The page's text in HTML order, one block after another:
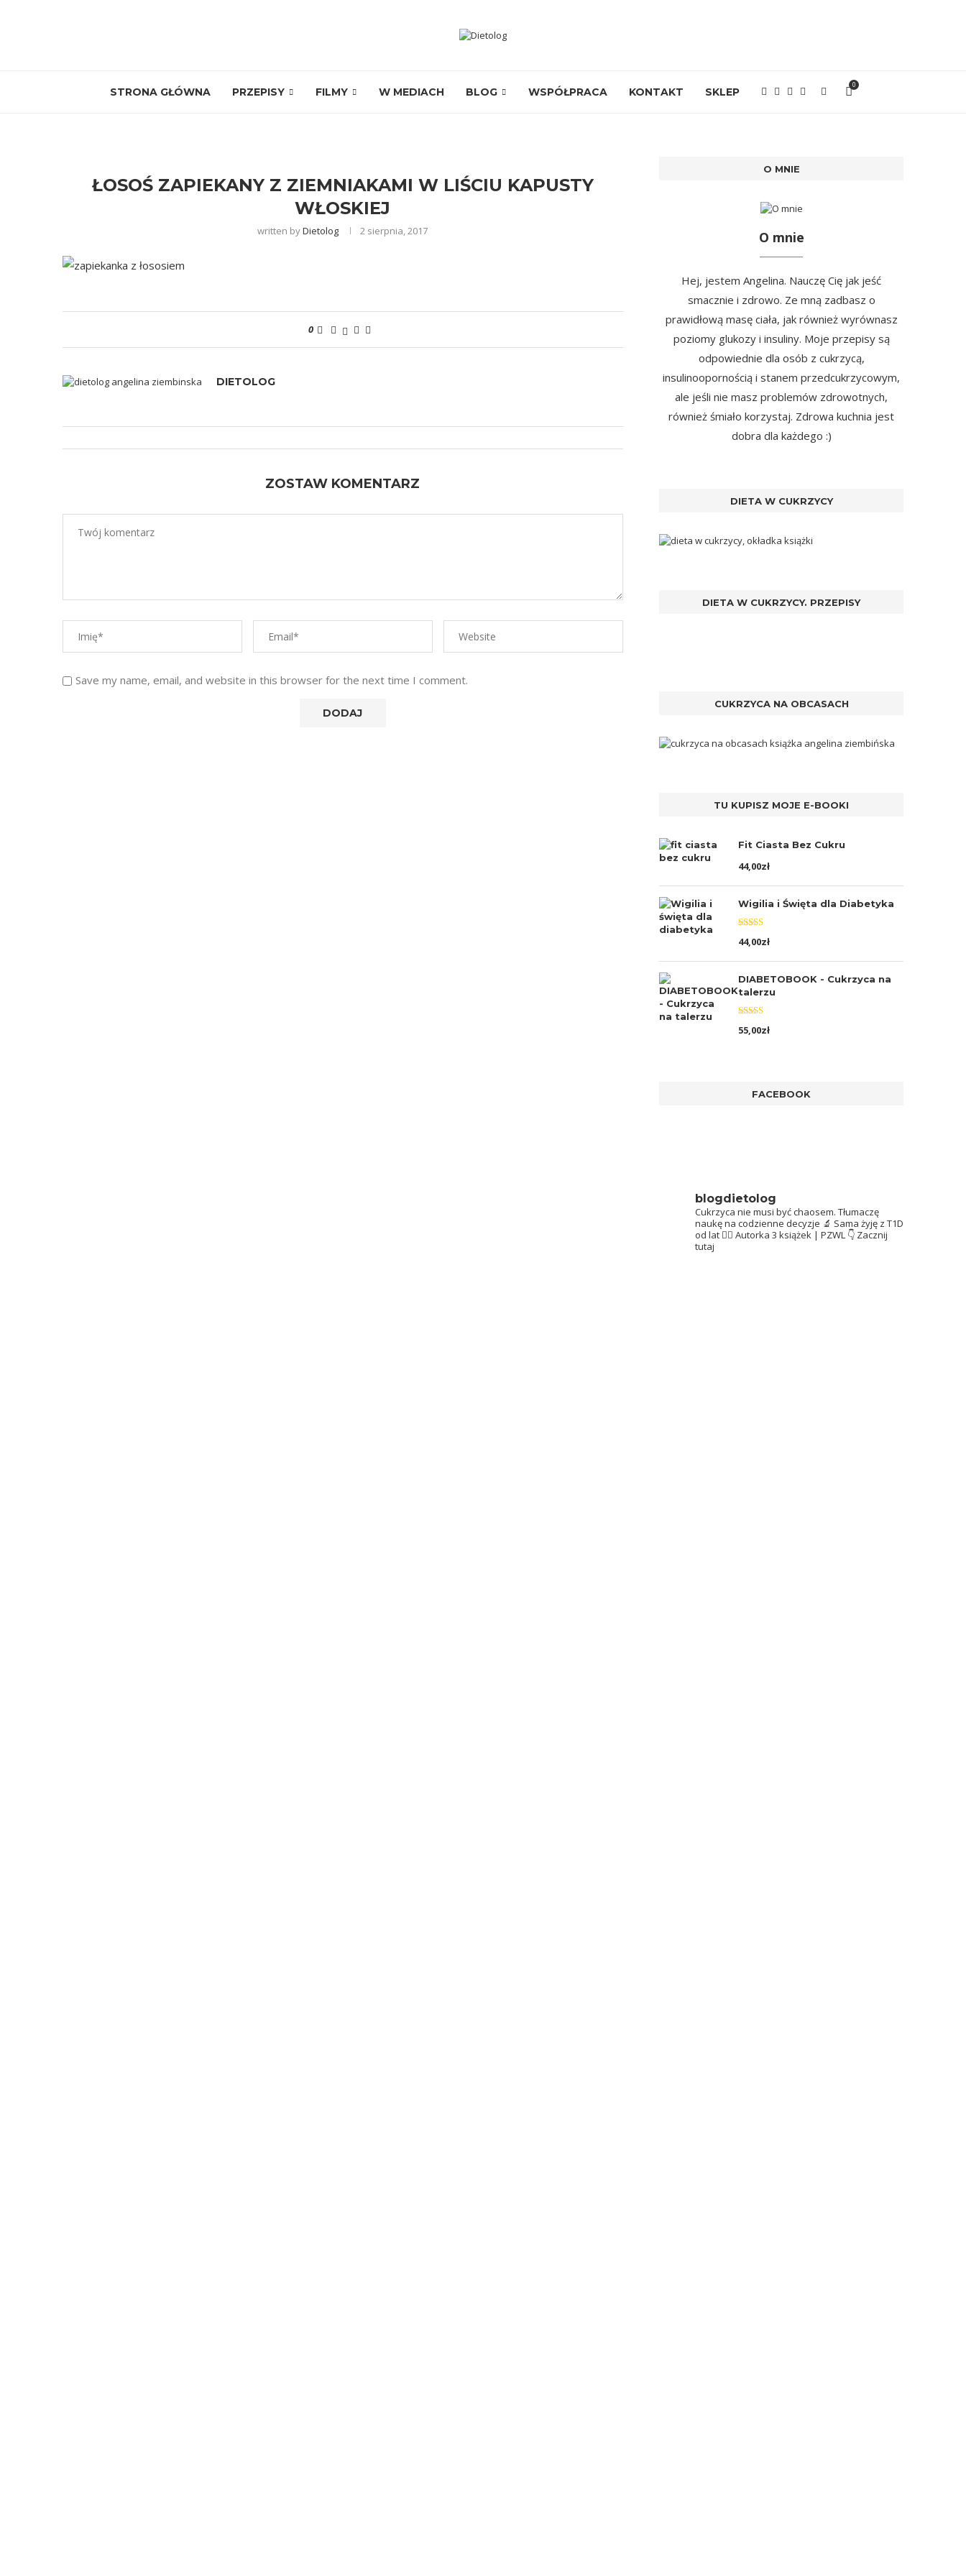
STRONA GŁÓWNA PRZEPISY FILMY W MEDIACH BLOG WSPÓŁPRACA KONTAKT SKLEP
0
ŁOSOŚ ZAPIEKANY Z ZIEMNIAKAMI W LIŚCIU KAPUSTY
WŁOSKIEJ
written byDietolog 2 sierpnia, 2017
0
DIETOLOG
ZOSTAW KOMENTARZ
Save my name, email, and website in this browser for the next time I comment.
O MNIE
O mnie
Hej, jestem Angelina. Nauczę Cię jak jeść
smacznie i zdrowo. Ze mną zadbasz o
prawidłową masę ciała, jak również wyrównasz
poziomy glukozy i insuliny. Moje przepisy są
odpowiednie dla osób z cukrzycą,
insulinoopornością i stanem przedcukrzycowym,
ale jeśli nie masz problemów zdrowotnych,
również śmiało korzystaj. Zdrowa kuchnia jest
dobra dla każdego :)
DIETA W CUKRZYCY
DIETA W CUKRZYCY. PRZEPISY
CUKRZYCA NA OBCASACH
TU KUPISZ MOJE E-BOOKI
Fit Ciasta Bez Cukru
44,00zł
Wigilia i Święta dla Diabetyka
Oceniono
5.00na 5
44,00zł
DIABETOBOOK - Cukrzyca na
talerzu
Oceniono
5.00na 5
55,00zł
FACEBOOK
blogdietolog
Cukrzyca nie musi być chaosem. Tłumaczę
naukę na codzienne decyzje 🔬 Sama żyję z T1D
od lat 👩‍⚕️ Autorka 3 książek | PZWL 👇 Zacznij
tutaj